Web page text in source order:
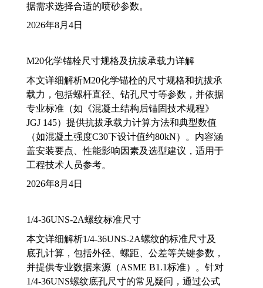
据需求选择合适的喷砂参数。
2026年8月4日
M20化学锚栓尺寸规格及抗拔承载力详解
本文详细解析M20化学锚栓的尺寸规格和抗拔承
载力，包括螺杆直径、钻孔尺寸等参数，并依据
专业标准（如《混凝土结构后锚固技术规程》
JGJ 145）提供抗拔承载力计算方法和典型数值
（如混凝土强度C30下设计值约80kN）。内容涵
盖安装要点、性能影响因素及选型建议，适用于
工程技术人员参考。
2026年8月4日
1/4-36UNS-2A螺纹标准尺寸
本文详细解析1/4-36UNS-2A螺纹的标准尺寸及
底孔计算，包括外径、螺距、公差等关键参数，
并提供专业数据来源（ASME B1.1标准）。针对
1/4-36UNS螺纹底孔尺寸的常见疑问，通过公式